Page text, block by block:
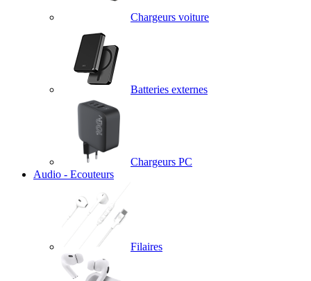
Chargeurs voiture
Batteries externes
Chargeurs PC
Audio - Ecouteurs
Filaires